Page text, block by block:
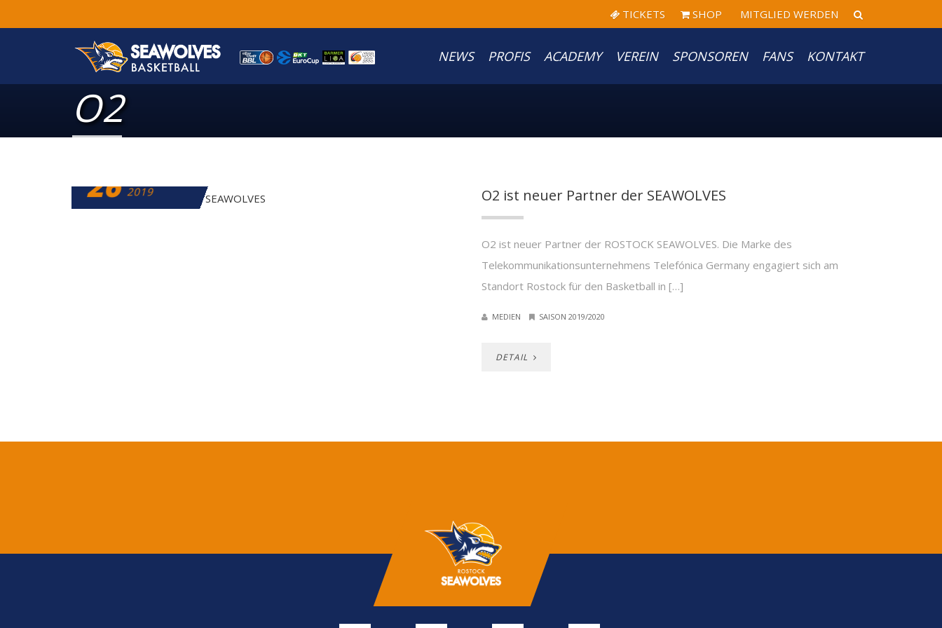
TICKETS SHOP MITGLIED WERDEN
NEWS PROFIS ACADEMY VEREIN SPONSOREN FANS KONTAKT
O2
26 2019
O2 ist neuer Partner der SEAWOLVES
O2 ist neuer Partner der ROSTOCK SEAWOLVES. Die Marke des
Telekommunikationsunternehmens Telefónica Germany engagiert sich am
Standort Rostock für den Basketball in […]
MEDIEN SAISON 2019/2020
DETAIL